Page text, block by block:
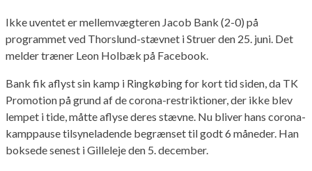
Ikke uventet er mellemvægteren Jacob Bank (2-0) på
programmet ved Thorslund-stævnet i Struer den 25. juni. Det
melder træner Leon Holbæk på Facebook.
Bank fik aflyst sin kamp i Ringkøbing for kort tid siden, da TK
Promotion på grund af de corona-restriktioner, der ikke blev
lempet i tide, måtte aflyse deres stævne. Nu bliver hans corona-
kamppause tilsyneladende begrænset til godt 6 måneder. Han
boksede senest i Gilleleje den 5. december.